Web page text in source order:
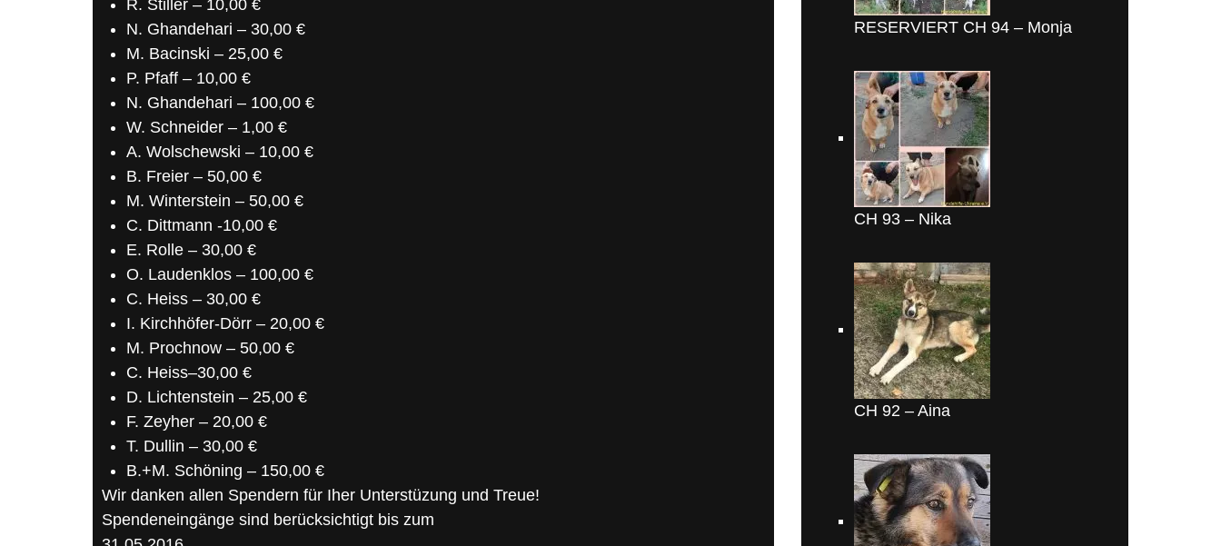
R. Stiller – 10,00 €
N. Ghandehari – 30,00 €
M. Bacinski – 25,00 €
P. Pfaff – 10,00 €
N. Ghandehari – 100,00 €
W. Schneider – 1,00 €
A. Wolschewski – 10,00 €
B. Freier – 50,00 €
M. Winterstein – 50,00 €
C. Dittmann -10,00 €
E. Rolle – 30,00 €
O. Laudenklos – 100,00 €
C. Heiss – 30,00 €
I. Kirchhöfer-Dörr – 20,00 €
M. Prochnow – 50,00 €
C. Heiss–30,00 €
D. Lichtenstein – 25,00 €
F. Zeyher – 20,00 €
T. Dullin – 30,00 €
B.+M. Schöning – 150,00 €
Wir danken allen Spendern für Iher Unterstüzung und Treue!
Spendeneingänge sind berücksichtigt bis zum
RESERVIERT CH 94 – Monja
CH 93 – Nika
CH 92 – Aina